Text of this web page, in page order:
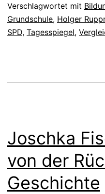
Verschlagwortet mit
Grundschule, Holger
SPD, Tagesspiegel,
Joschka
von der
Geschichte